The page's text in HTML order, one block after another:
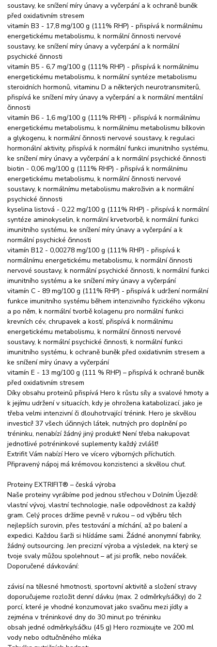
soustavy, ke snížení míry únavy a vyčerpání a k ochraně buněk
před oxidativním stresem
vitamín B3 - 17,8 mg/100 g (111% RHP) - přispívá k normálnímu
energetickému metabolismu, k normální činnosti nervové
soustavy, ke snížení míry únavy a vyčerpání a k normální
psychické činnosti
vitamín B5 - 6,7 mg/100 g (111% RHP) - přispívá k normálnímu
energetickému metabolismu, k normální syntéze metabolismu
steroidních hormonů, vitaminu D a některých neurotransmiterů,
přispívá ke snížení míry únavy a vyčerpání a k normální mentální
činnosti
vitamín B6 - 1,6 mg/100 g (111% RHPI) - přispívá k normálnímu
energetickému metabolismu, k normálnímu metabolismu bílkovin
a glykogenu, k normální činnosti nervové soustavy, k regulaci
hormonální aktivity, přispívá k normální funkci imunitního systému,
ke snížení míry únavy a vyčerpání a k normální psychické činnosti
biotin - 0,06 mg/100 g (111% RHP) - přispívá k normálnímu
energetickému metabolismu, k normální činnosti nervové
soustavy, k normálnímu metabolismu makroživin a k normální
psychické činnosti
kyselina listová - 0,22 mg/100 g (111% RHP) - přispívá k normální
syntéze aminokyselin, k normální krvetvorbě, k normální funkci
imunitního systému, ke snížení míry únavy a vyčerpání a k
normální psychické činnosti
vitamín B12 - 0,00278 mg/100 g (111% RHP) - přispívá k
normálnímu energetickému metabolismu, k normální činnosti
nervové soustavy, k normální psychické činnosti, k normální funkci
imunitního systému a ke snížení míry únavy a vyčerpání
vitamín C - 89 mg/100 g (111% RHP) - přispívá k udržení normální
funkce imunitního systému během intenzivního fyzického výkonu
a po něm, k normální tvorbě kolagenu pro normální funkci
krevních cév, chrupavek a kostí, přispívá k normálnímu
energetickému metabolismu, k normální činnosti nervové
soustavy, k normální psychické činnosti, k normální funkci
imunitního systému, k ochraně buněk před oxidativním stresem a
ke snížení míry únavy a vyčerpání
vitamín E - 13 mg/100 g (111 % RHP) – přispívá k ochraně buněk
před oxidativním stresem
Díky obsahu proteinů přispívá Hero k růstu síly a svalové hmoty a
k jejímu udržení v situacích, kdy je ohrožena katabolizací, jako je
třeba velmi intenzivní či dlouhotrvající trénink. Hero je skvělou
investicí! 37 všech účinných látek, nutných pro doplnění po
tréninku, nenabízí žádný jiný produkt! Není třeba nakupovat
jednotlivé potréninkové suplementy každý zvlášť!
Extrifit Vám nabízí Hero ve vícero výborných příchutích.
Připravený nápoj má krémovou konzistenci a skvělou chuť.
Proteiny EXTRIFIT® – česká výroba
Naše proteiny vyrábíme pod jednou střechou v Dolním Újezdě:
vlastní vývoj, vlastní technologie, naše odpovědnost za každý
gram. Celý proces držíme pevně v rukou – od výběru těch
nejlepších surovin, přes testování a míchání, až po balení a
expedici. Každou šarži si hlídáme sami. Žádné anonymní fabriky,
žádný outsourcing. Jen precizní výroba a výsledek, na který se
tvoje svaly můžou spolehnout – ať jsi profík, nebo nováček.
Doporučené dávkování:
závisí na tělesné hmotnosti, sportovní aktivitě a složení stravy
doporučujeme rozložit denní dávku (max. 2 odměrky/sáčky) do 2
porcí, které je vhodné konzumovat jako svačinu mezi jídly a
zejména v tréninkové dny do 30 minut po tréninku
obsah jedné odměrky/sáčku (45 g) Hero rozmixujte ve 200 ml
vody nebo odtučněného mléka